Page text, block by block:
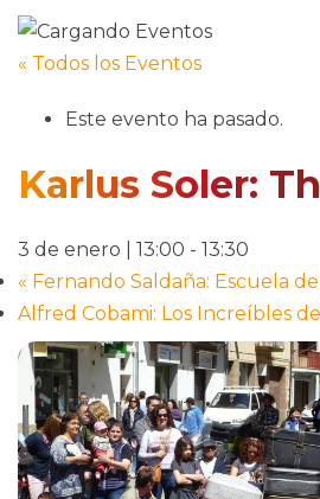
« Todos los Eventos
Este evento ha pasado.
Karlus Soler:
3 de enero | 13:00 - 13:30
« Fernando Saldaña: Escuela
Alfred Cobami: Los Increíbles